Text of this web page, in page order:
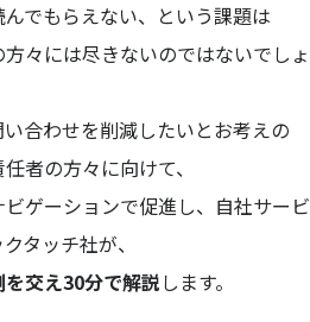
でもらえない、という課題は
々には尽きないのではないでしょ
合わせを削減したいとお考えの
者の方々に向けて、
ゲーションで促進し、自社サー
タッチ社が、
交え30分で解説します。